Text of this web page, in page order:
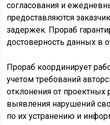
согласования и
предоставляются
задержек. Прораб
достоверность данных в
Прораб координирует
учетом требований
отклонения от проектных
выявления нарушений
по их устранению и